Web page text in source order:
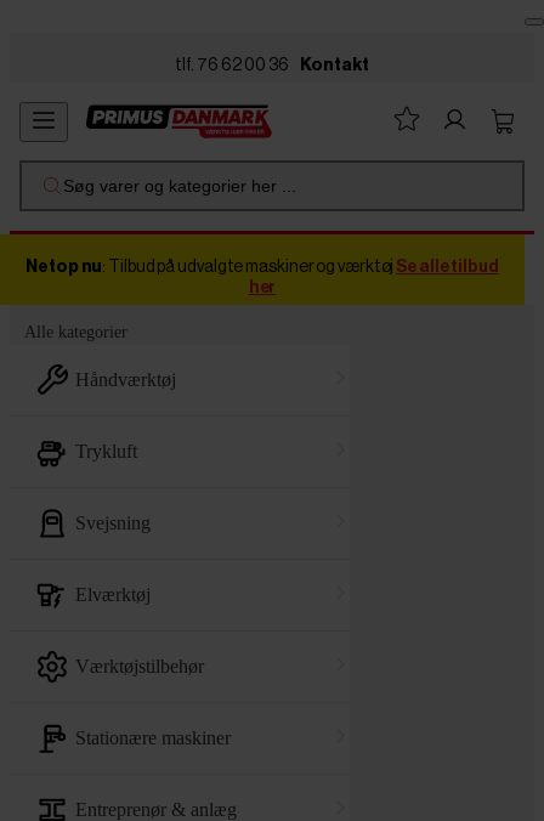
tlf. 76 62 00 36 Kontakt
Søg varer og kategorier her ...
Netop nu: Tilbud på udvalgte maskiner og værktøj Se alle tilbud
her
Alle kategorier
håndværktøj
trykluft
svejsning
elværktøj
værktøjstilbehør
stationære maskiner
entreprenør & anlæg